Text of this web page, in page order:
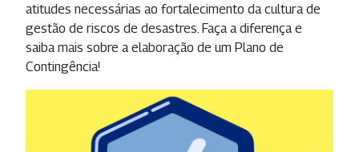
atitudes necessárias ao fortalecimento da cultura de
gestão de riscos de desastres. Faça a diferença e
saiba mais sobre a elaboração de um Plano de
Contingência!